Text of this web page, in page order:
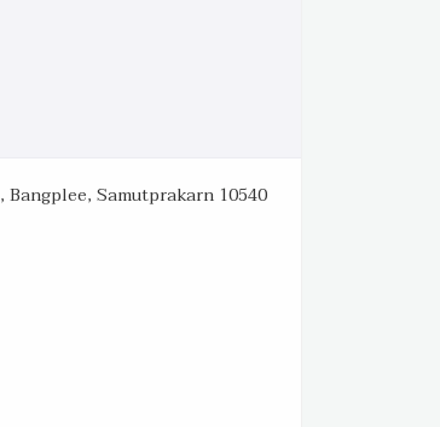
Samutprakarn 10540